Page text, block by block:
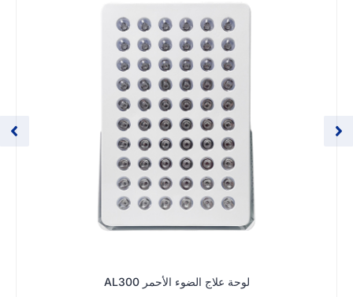
لوحة علاج الضوء الأحمر AL300